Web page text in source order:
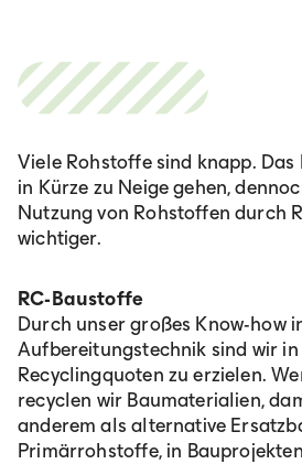
Viele Rohstoffe sind knapp. Das
in Kürze zu Neige gehen,
Nutzung von Rohstoffen durch
wichtiger.
RC-Baustoffe
Durch unser großes Know-how
Aufbereitungstechnik sind wir in
Recyclingquoten zu erzielen.
recyclen wir Baumaterialien,
anderem als alternative
Primärrohstoffe, in